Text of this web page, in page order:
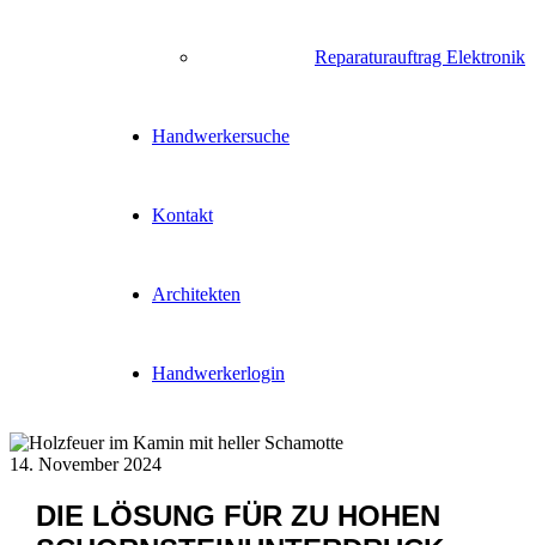
Reparaturauftrag Elektronik
Handwerkersuche
Kontakt
Architekten
Handwerkerlogin
14. November 2024
DIE LÖSUNG FÜR ZU HOHEN